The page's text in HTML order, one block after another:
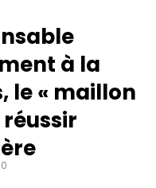
à la
le « maillon
0